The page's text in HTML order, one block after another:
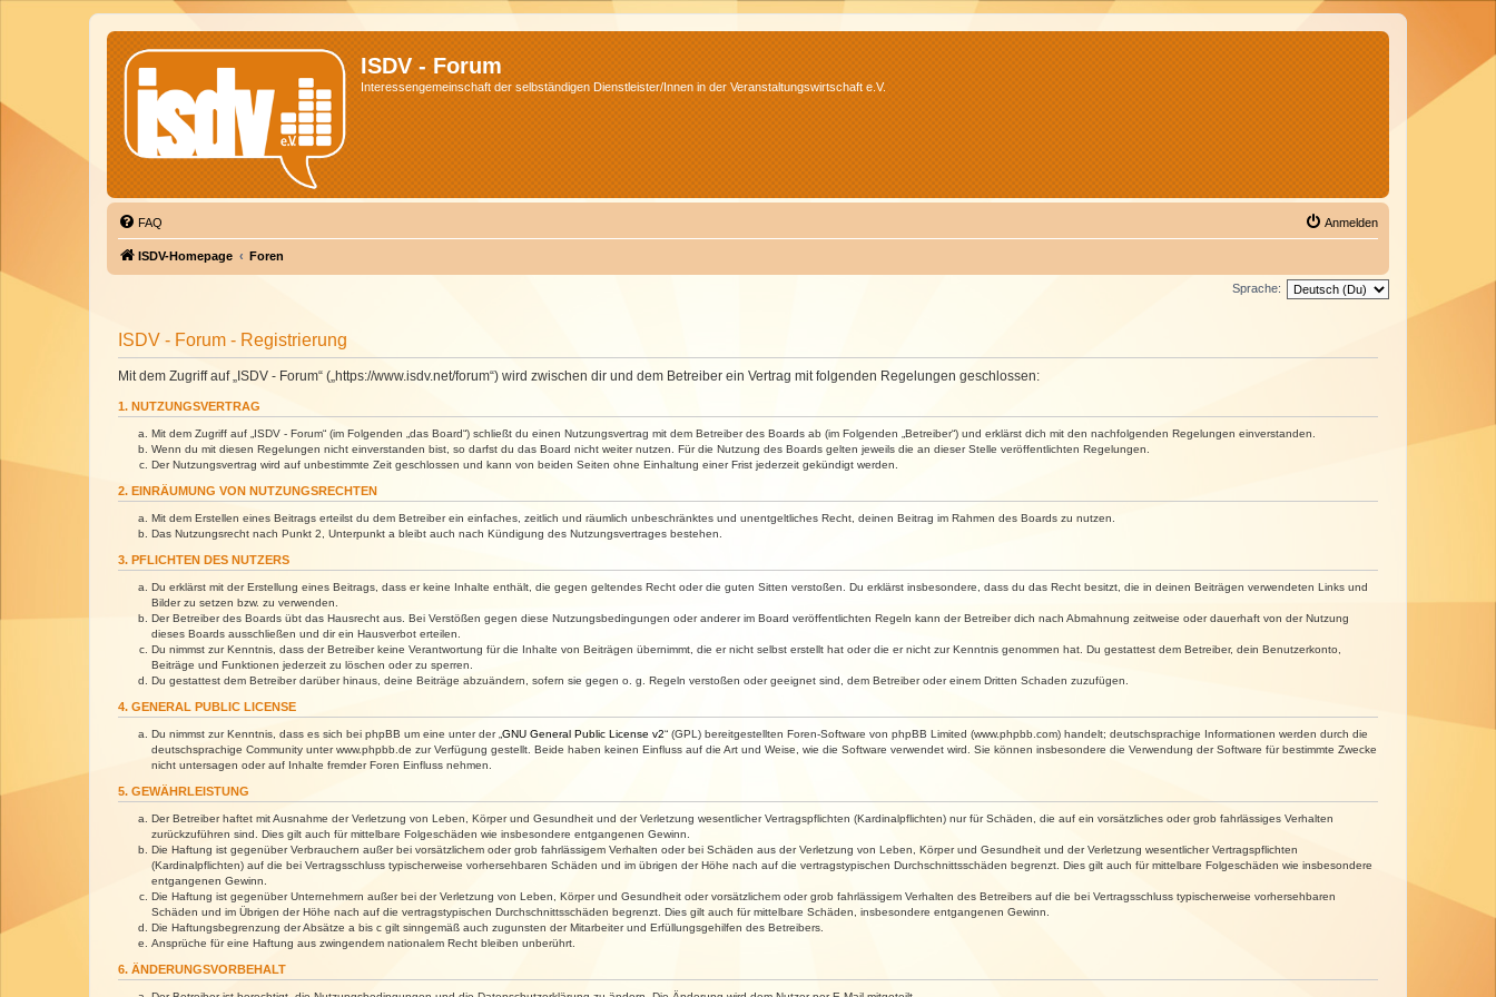
ISDV - Forum
Interessengemeinschaft der selbständigen Dienstleister/Innen in der Veranstaltungswirtschaft e.V.
FAQ Anmelden
ISDV-Homepage Foren
Sprache:
ISDV - Forum - Registrierung
Mit dem Zugriff auf „ISDV - Forum“ („https://www.isdv.net/forum“) wird zwischen dir und dem Betreiber ein Vertrag mit folgenden Regelungen geschlossen:
1. NUTZUNGSVERTRAG
Mit dem Zugriff auf „ISDV - Forum“ (im Folgenden „das Board“) schließt du einen Nutzungsvertrag mit dem Betreiber des Boards ab (im Folgenden „Betreiber“) und erklärst dich mit den nachfolgenden Regelungen einverstanden.
Wenn du mit diesen Regelungen nicht einverstanden bist, so darfst du das Board nicht weiter nutzen. Für die Nutzung des Boards gelten jeweils die an dieser Stelle veröffentlichten Regelungen.
Der Nutzungsvertrag wird auf unbestimmte Zeit geschlossen und kann von beiden Seiten ohne Einhaltung einer Frist jederzeit gekündigt werden.
2. EINRÄUMUNG VON NUTZUNGSRECHTEN
Mit dem Erstellen eines Beitrags erteilst du dem Betreiber ein einfaches, zeitlich und räumlich unbeschränktes und unentgeltliches Recht, deinen Beitrag im Rahmen des Boards zu nutzen.
Das Nutzungsrecht nach Punkt 2, Unterpunkt a bleibt auch nach Kündigung des Nutzungsvertrages bestehen.
3. PFLICHTEN DES NUTZERS
Du erklärst mit der Erstellung eines Beitrags, dass er keine Inhalte enthält, die gegen geltendes Recht oder die guten Sitten verstoßen. Du erklärst insbesondere, dass du das Recht besitzt, die in deinen Beiträgen verwendeten Links und
Bilder zu setzen bzw. zu verwenden.
Der Betreiber des Boards übt das Hausrecht aus. Bei Verstößen gegen diese Nutzungsbedingungen oder anderer im Board veröffentlichten Regeln kann der Betreiber dich nach Abmahnung zeitweise oder dauerhaft von der Nutzung
dieses Boards ausschließen und dir ein Hausverbot erteilen.
Du nimmst zur Kenntnis, dass der Betreiber keine Verantwortung für die Inhalte von Beiträgen übernimmt, die er nicht selbst erstellt hat oder die er nicht zur Kenntnis genommen hat. Du gestattest dem Betreiber, dein Benutzerkonto,
Beiträge und Funktionen jederzeit zu löschen oder zu sperren.
Du gestattest dem Betreiber darüber hinaus, deine Beiträge abzuändern, sofern sie gegen o. g. Regeln verstoßen oder geeignet sind, dem Betreiber oder einem Dritten Schaden zuzufügen.
4. GENERAL PUBLIC LICENSE
Du nimmst zur Kenntnis, dass es sich bei phpBB um eine unter der „ GNU General Public License v2“ (GPL) bereitgestellten Foren-Software von phpBB Limited (www.phpbb.com) handelt; deutschsprachige Informationen werden durch die
deutschsprachige Community unter www.phpbb.de zur Verfügung gestellt. Beide haben keinen Einfluss auf die Art und Weise, wie die Software verwendet wird. Sie können insbesondere die Verwendung der Software für bestimmte Zwecke
nicht untersagen oder auf Inhalte fremder Foren Einfluss nehmen.
5. GEWÄHRLEISTUNG
Der Betreiber haftet mit Ausnahme der Verletzung von Leben, Körper und Gesundheit und der Verletzung wesentlicher Vertragspflichten (Kardinalpflichten) nur für Schäden, die auf ein vorsätzliches oder grob fahrlässiges Verhalten
zurückzuführen sind. Dies gilt auch für mittelbare Folgeschäden wie insbesondere entgangenen Gewinn.
Die Haftung ist gegenüber Verbrauchern außer bei vorsätzlichem oder grob fahrlässigem Verhalten oder bei Schäden aus der Verletzung von Leben, Körper und Gesundheit und der Verletzung wesentlicher Vertragspflichten
(Kardinalpflichten) auf die bei Vertragsschluss typischerweise vorhersehbaren Schäden und im übrigen der Höhe nach auf die vertragstypischen Durchschnittsschäden begrenzt. Dies gilt auch für mittelbare Folgeschäden wie insbesondere
entgangenen Gewinn.
Die Haftung ist gegenüber Unternehmern außer bei der Verletzung von Leben, Körper und Gesundheit oder vorsätzlichem oder grob fahrlässigem Verhalten des Betreibers auf die bei Vertragsschluss typischerweise vorhersehbaren
Schäden und im Übrigen der Höhe nach auf die vertragstypischen Durchschnittsschäden begrenzt. Dies gilt auch für mittelbare Schäden, insbesondere entgangenen Gewinn.
Die Haftungsbegrenzung der Absätze a bis c gilt sinngemäß auch zugunsten der Mitarbeiter und Erfüllungsgehilfen des Betreibers.
Ansprüche für eine Haftung aus zwingendem nationalem Recht bleiben unberührt.
6. ÄNDERUNGSVORBEHALT